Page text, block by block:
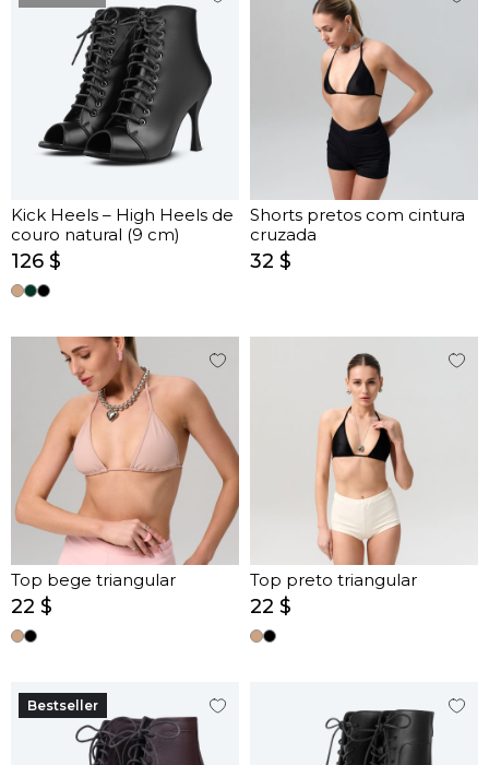
Kick Heels – High Heels de
couro natural (9 cm)
126 $
Shorts pretos com cintura
cruzada
32 $
Top bege triangular
22 $
Top preto triangular
22 $
Bestseller